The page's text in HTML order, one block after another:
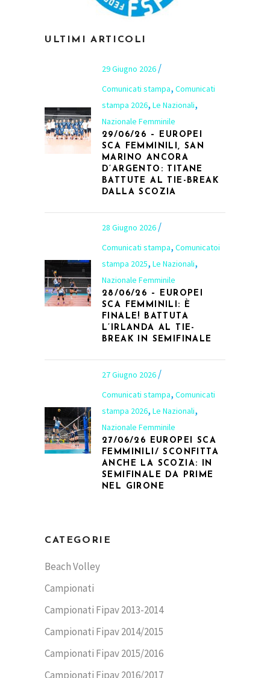
ULTIMI ARTICOLI
29 Giugno 2026
Comunicati stampa, Comunicati
stampa 2026, Le Nazionali,
Nazionale Femminile
29/06/26 – EUROPEI
SCA FEMMINILI, SAN
MARINO ANCORA
D’ARGENTO: TITANE
BATTUTE AL TIE-BREAK
DALLA SCOZIA
28 Giugno 2026
Comunicati stampa, Comunicatoi
stampa 2025, Le Nazionali,
Nazionale Femminile
28/06/26 – EUROPEI
SCA FEMMINILI: È
FINALE! BATTUTA
L’IRLANDA AL TIE-
BREAK IN SEMIFINALE
27 Giugno 2026
Comunicati stampa, Comunicati
stampa 2026, Le Nazionali,
Nazionale Femminile
27/06/26 EUROPEI SCA
FEMMINILI/ SCONFITTA
ANCHE LA SCOZIA: IN
SEMIFINALE DA PRIME
NEL GIRONE
CATEGORIE
Beach Volley
Campionati
Campionati Fipav 2013-2014
Campionati Fipav 2014/2015
Campionati Fipav 2015/2016
Campionati Fipav 2016/2017